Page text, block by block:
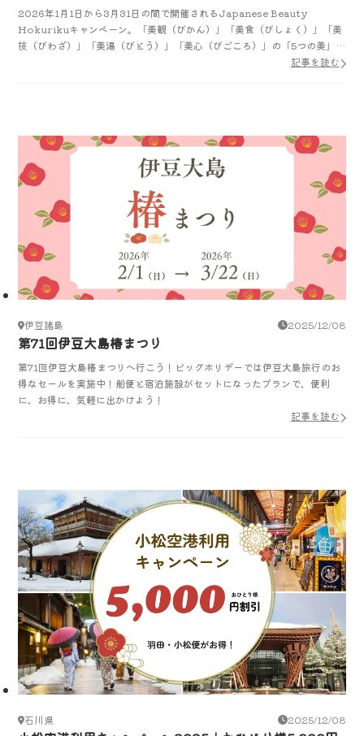
2026年1月1日から3月31日の間で開催されるJapanese Beauty
Hokurikuキャンペーン。「美観（びかん）」「美食（びしょく）」「美
技（びわざ）」「美湯（びとう）」「美心（びごころ）」の「5つの美」の
記事を読む
伊豆諸島 2025/12/08
第71回伊豆大島椿まつり
第71回伊豆大島椿まつりへ行こう！ビッグホリデーでは伊豆大島旅行のお
得なセールを実施中！船便と宿泊施設がセットになったプランで、便利
に、お得に、気軽に出かけよう！
記事を読む
石川県 2025/12/08